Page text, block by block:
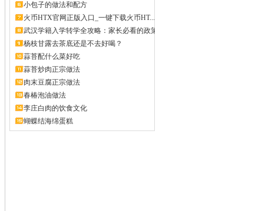
小包子的做法和配方
火币HTX官网正版入口_一键下载火币HT...
武汉学籍入学转学全攻略：家长必看的政策
解...
杨枝甘露去茶底还是不去好喝？
蒜苔配什么菜好吃
蒜苔炒肉正宗做法
肉末豆腐正宗做法
春椿泡油做法
李庄白肉的饮食文化
蝴蝶结海绵蛋糕